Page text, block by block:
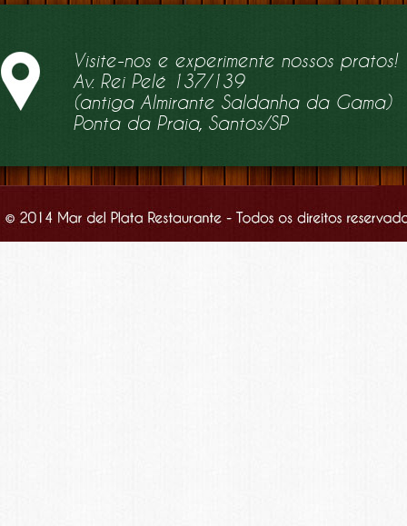
Visite-nos e experimente nossos pratos!
Av. Rei Pelé 137/139
(antiga Almirante Saldanha da Gama)
Ponta da Praia, Santos/SP